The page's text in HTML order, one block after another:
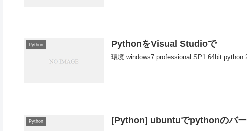
Python PythonをVisual Studioで
環境 windows7 professional SP1 64bit python
Python [Python] ubuntuでpythonのバ